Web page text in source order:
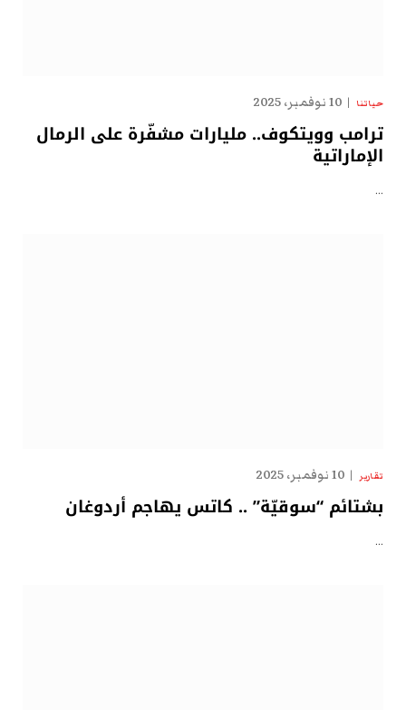
حياتنا 10 نوفمبر، 2025
ترامب وويتكوف.. مليارات مشفّرة على الرمال
الإماراتية
…
تقارير 10 نوفمبر، 2025
بشتائم “سوقيّة” .. كاتس يهاجم أردوغان
…